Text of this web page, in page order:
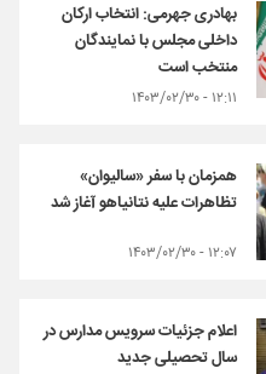
بهادری جهرمی: انتخاب ارکان
داخلی مجلس با نمایندگان
منتخب است
۱۲:۱۱ - ۱۴۰۳/۰۲/۳۰
همزمان با سفر «سالیوان»
تظاهرات علیه نتانیاهو آغاز شد
۱۲:۰۷ - ۱۴۰۳/۰۲/۳۰
اعلام جزئیات سرویس مدارس در
سال تحصیلی جدید